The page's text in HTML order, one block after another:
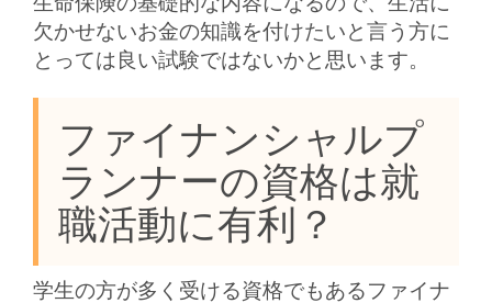
欠かせないお金の知識を付けたいと言う方に
とっては良い試験ではないかと思います。
ファイナンシャルプ
ランナーの資格は就
職活動に有利？
学生の方が多く受ける資格でもあるファイナ